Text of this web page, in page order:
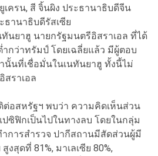
เครน, สี จิ้นผิง ประธานาธิบดีจีน
ธานาธิบดีรัสเซีย
ทันยาฮู นายกรัฐมนตรีอิสราเอล ที่ได้
กว่าทรัมป์ โดยเฉลี่ยแล้ว มีผู้ตอบ
านั้นที่เชื่อมั่นในเนทันยาฮู ทั้งนี้ไม่
สราเอล
อสหรัฐฯ พบว่า ความคิดเห็นส่วน
ซิฟิกเป็นไปในทางลบ โดยในกลุ่ม
ำการสำรวจ ปากีสถานมีสัดส่วนผู้มี
สุดที่ 81%, มาเลเซีย 80%,